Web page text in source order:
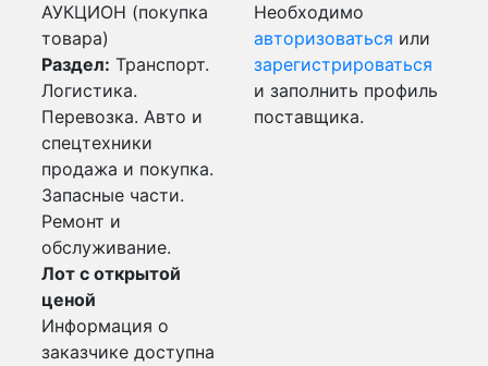
АУКЦИОН (покупка
товара)
Раздел: Транспорт.
Логистика.
Перевозка. Авто и
спецтехники
продажа и покупка.
Запасные части.
Ремонт и
обслуживание.
Лот с открытой
ценой
Информация о
заказчике доступна
Необходимо
авторизоваться или
зарегистрироваться
и заполнить профиль
поставщика.